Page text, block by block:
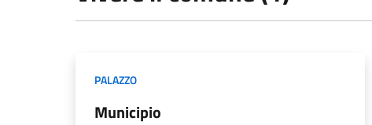
PALAZZO
Municipio